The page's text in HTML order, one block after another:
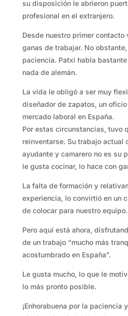
su disposición le abrieron
profesional en el extranjero.
Desde nuestro primer contacto
ganas de trabajar. No
paciencia. Patxi habla
nada de alemán.
La vida le obligó a ser muy
diseñador de zapatos, un
mercado laboral en España.
Por estas circunstancias, tuvo
reinventarse. Su trabajo actual
ayudante y camarero no es su
le gusta cocinar, lo hace con
La falta de formación y
experiencia, lo convirtió en un
de colocar para nuestro equipo.
Pero aquí está ahora,
de un trabajo “mucho más
acostumbrado en España”.
Le gusta mucho, lo que le
lo más pronto posible.
¡Enhorabuena por la paciencia